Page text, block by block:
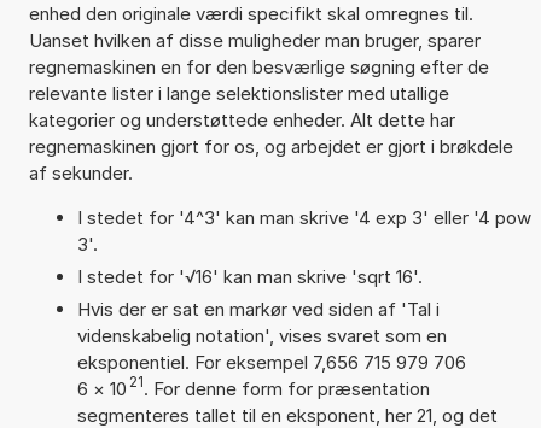
enhed den originale værdi specifikt skal omregnes til.
Uanset hvilken af disse muligheder man bruger, sparer
regnemaskinen en for den besværlige søgning efter de
relevante lister i lange selektionslister med utallige
kategorier og understøttede enheder. Alt dette har
regnemaskinen gjort for os, og arbejdet er gjort i brøkdele
af sekunder.
I stedet for '4^3' kan man skrive '4 exp 3' eller '4 pow
3'.
I stedet for '√16' kan man skrive 'sqrt 16'.
Hvis der er sat en markør ved siden af 'Tal i
videnskabelig notation', vises svaret som en
eksponentiel. For eksempel 7,656 715 979 706
6 × 10 21. For denne form for præsentation
segmenteres tallet til en eksponent, her 21, og det